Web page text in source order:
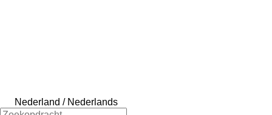
Nederland / Nederlands